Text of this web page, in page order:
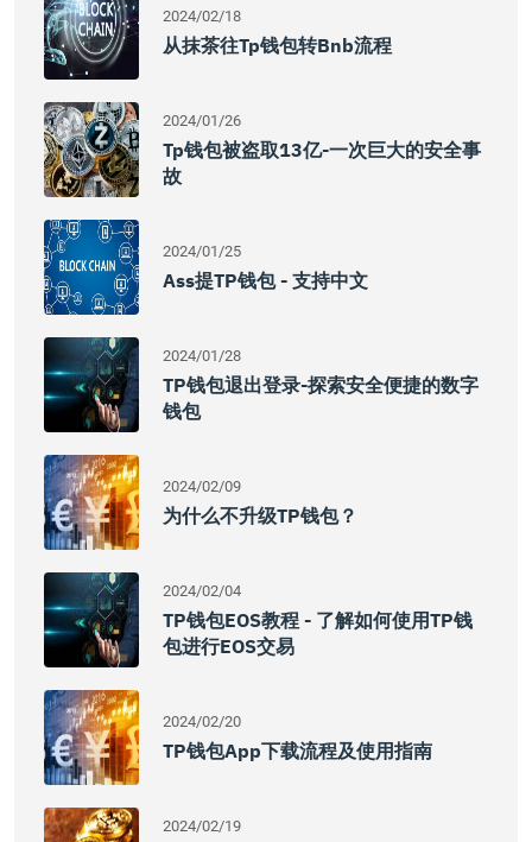
2024/02/18
从抹茶往tp钱包转bnb流程
2024/01/26
Tp钱包被盗取13亿-一次巨大的安全事
故
2024/01/25
Ass提TP钱包 - 支持中文
2024/01/28
TP钱包退出登录-探索安全便捷的数字
钱包
2024/02/09
为什么不升级TP钱包？
2024/02/04
TP钱包EOS教程 - 了解如何使用TP钱
包进行EOS交易
2024/02/20
TP钱包App下载流程及使用指南
2024/02/19